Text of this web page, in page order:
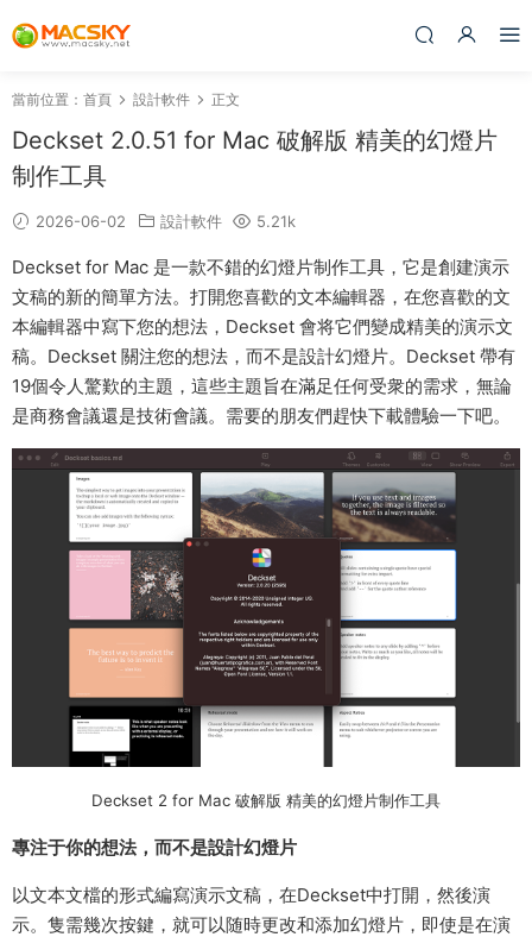
當前位置： 首頁 設計軟件 正文
Deckset 2.0.51 for Mac 破解版 精美的幻燈片
制作工具
2026-06-02 設計軟件 5.21k
Deckset for Mac 是一款不錯的幻燈片制作工具，它是創建演示
文稿的新的簡單方法。打開您喜歡的文本編輯器，在您喜歡的文
本編輯器中寫下您的想法，Deckset 會将它們變成精美的演示文
稿。Deckset 關注您的想法，而不是設計幻燈片。Deckset 帶有
19個令人驚歎的主題，這些主題旨在滿足任何受衆的需求，無論
是商務會議還是技術會議。需要的朋友們趕快下載體驗一下吧。
Deckset 2 for Mac 破解版 精美的幻燈片制作工具
專注于你的想法，而不是設計幻燈片
以文本文檔的形式編寫演示文稿，在Deckset中打開，然後演
示。隻需幾次按鍵，就可以随時更改和添加幻燈片，即使是在演